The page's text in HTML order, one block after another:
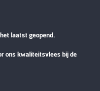
laatst geopend.
ons kwaliteitsvlees bij de